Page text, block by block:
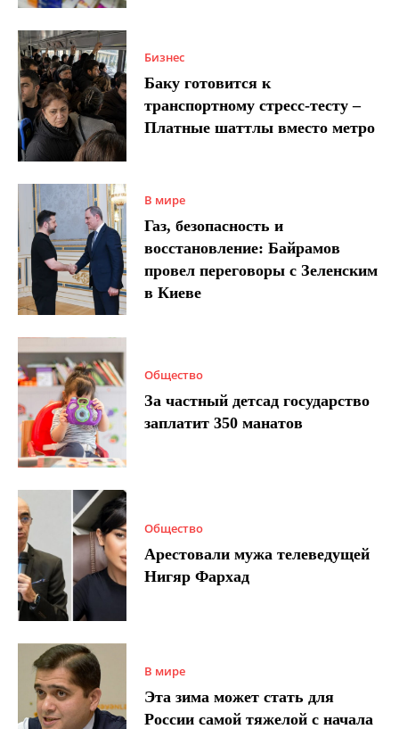
Бизнес
Баку готовится к
транспортному стресс-тесту –
Платные шаттлы вместо метро
В мире
Газ, безопасность и
восстановление: Байрамов
провел переговоры с Зеленским
в Киеве
Общество
За частный детсад государство
заплатит 350 манатов
Общество
Арестовали мужа телеведущей
Нигяр Фархад
В мире
Эта зима может стать для
России самой тяжелой с начала